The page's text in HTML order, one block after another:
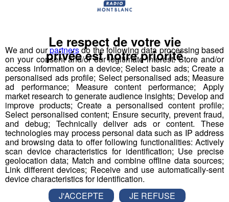
suite à l’impulsion et la récurrence média depuis 15 ans.
L’ambition ?
FABriquer la nouvelle perception du monde industriel
avec les jeunes comme acteurs et ambassadeurs de la
filière.
La méthode ?
Vulgariser l’industrie en la rendant ludiqueavec le
prétexte du robot : de la fabrication d’un robot par des
collégiens et lycéens sur plusieurs mois à leur
participation à une compétition apprenante de robots le
"First Tech Challenge" en points d’orgue, avec leur robot
fabriqué.
We and ourpartnersdo the following data processing based
on your consent and/or our legitimate interest: Store and/or
access information on a device; Select basic ads; Create a
personalised ads profile; Select personalised ads; Measure
ad performance; Measure content performance; Apply
market research to generate audience insights; Develop and
improve products; Create a personalised content profile;
Select personalised content; Ensure security, prevent fraud,
and debug; Technically deliver ads or content. These
technologies may process personal data such as IP address
and browsing data to offer following functionalities: Actively
scan device characteristics for identification; Use precise
geolocation data; Match and combine offline data sources;
Link different devices; Receive and use automatically-sent
device characteristics for identification.
Le respect de votre vie
privée est notre priorité
J'ACCEPTE
JE REFUSE